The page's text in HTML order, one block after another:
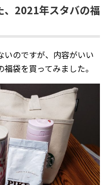
、2021年スタバの福
いのですが、内容がいい
袋を買ってみました。